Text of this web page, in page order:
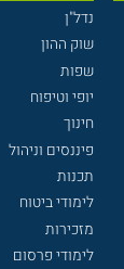
נדל"ן
שוק ההון
שפות
יופי וטיפוח
חינוך
פיננסים וניהול
תכנות
לימודי ביטוח
מזכירות
לימודי פרסום